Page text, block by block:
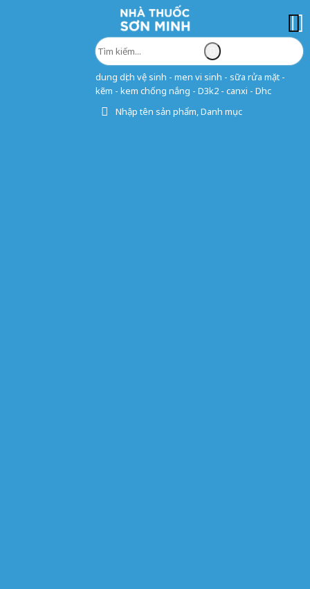
dung dịch vệ sinh - men vi sinh - sữa rửa mặt -
kẽm - kem chống nắng - D3k2 - canxi - Dhc
Nhập tên sản phẩm, Danh mục